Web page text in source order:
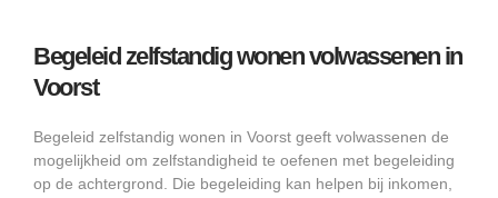
Begeleid zelfstandig wonen volwassenen in
Voorst
Begeleid zelfstandig wonen in Voorst geeft volwassenen de
mogelijkheid om zelfstandigheid te oefenen met begeleiding
op de achtergrond. Die begeleiding kan helpen bij inkomen,